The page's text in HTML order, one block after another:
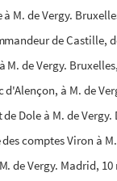
à M. de Vergy.
de Castille,
M. de Vergy.
d'Alençon, à M. de
Dole à M. de
comptes Viron à
de Vergy. Madrid, 10